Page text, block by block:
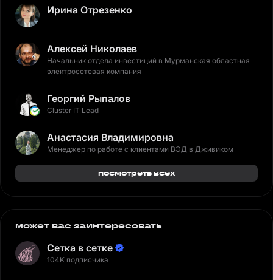
Ирина Отрезенко
Алексей Николаев
Начальник отдела инвестиций в Мурманская областная
электросетевая компания
Георгий Рыпалов
Cluster IT Lead
Анастасия Владимировна
Менеджер по работе с клиентами ВЭД в Дживиком
посмотреть всех
может вас заинтересовать
Сетка в сетке
104K подписчика